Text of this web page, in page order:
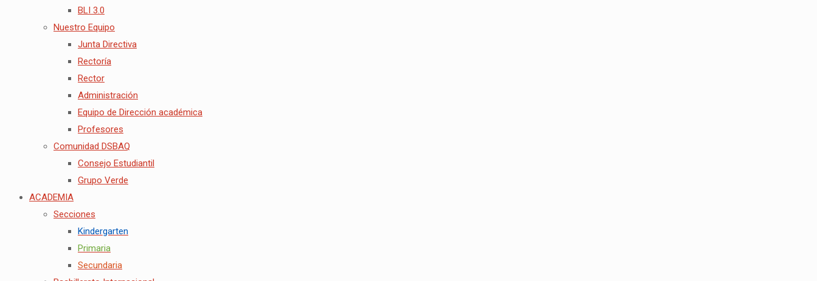
BLI 3.0
Nuestro Equipo
Junta Directiva
Rectoría
Rector
Administración
Equipo de Dirección académica
Profesores
Comunidad DSBAQ
Consejo Estudiantil
Grupo Verde
ACADEMIA
Secciones
Kindergarten
Primaria
Secundaria